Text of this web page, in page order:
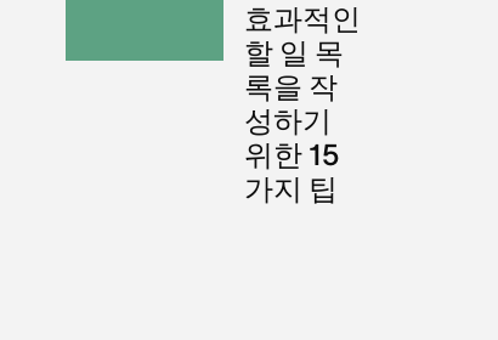
효과적인
할 일 목
록을 작
성하기
위한 15
가지 팁